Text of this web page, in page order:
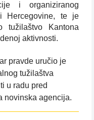
i organiziranog
Hercegovine, te je
tužilaštvo Kantona
aktivnosti.
pravde uručio je
tužilaštva
u radu pred
novinska agencija.